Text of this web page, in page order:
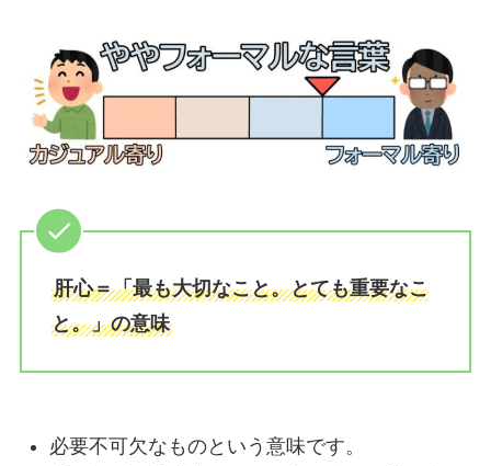
肝心＝「最も大切なこと。とても重要なこ
と。」の意味
必要不可欠なものという意味です。